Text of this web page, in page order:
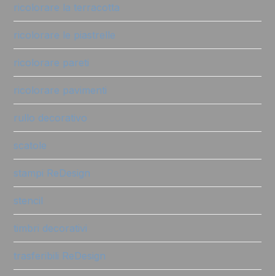
ricolorare la terracotta
ricolorare le piastrelle
ricolorare pareti
ricolorare pavimenti
rullo decorativo
scatole
stampi ReDesign
stencil
timbri decorativi
trasferibili ReDesign